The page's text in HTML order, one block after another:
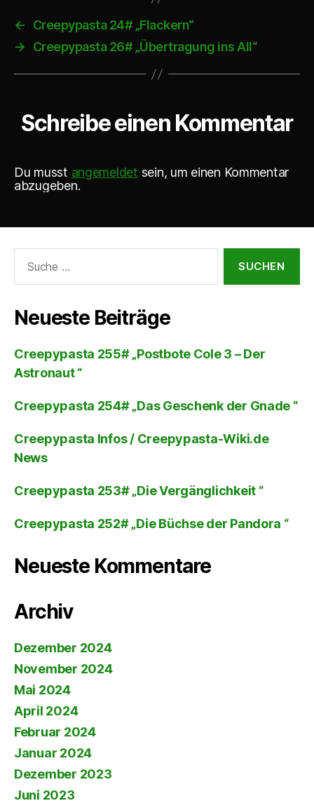
P
y
←
Creepypasta 24# „Flackern“
→
Creepypasta 26# „Übertragung ins All“
Schreibe einen Kommentar
Du musst angemeldet sein, um einen Kommentar
abzugeben.
nach:
Neueste Beiträge
Creepypasta 255# „Postbote Cole 3 – Der
Astronaut “
Creepypasta 254# „Das Geschenk der Gnade “
Creepypasta Infos / Creepypasta-Wiki.de
News
Creepypasta 253# „Die Vergänglichkeit “
Creepypasta 252# „Die Büchse der Pandora “
Neueste Kommentare
Archiv
Dezember 2024
November 2024
Mai 2024
April 2024
Februar 2024
Januar 2024
Dezember 2023
Juni 2023